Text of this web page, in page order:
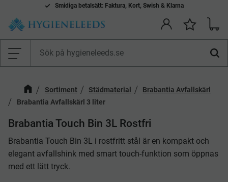
Meny
Smidiga betalsätt: Faktura, Kort, Swish & Klarna
Sortiment Städmaterial
Brabantia Avfallskärl
Brabantia Avfallskärl 3 liter
Brabantia Touch Bin 3L Rostfri
Brabantia Touch Bin 3L i rostfritt stål är en kompakt och
elegant avfallshink med smart touch-funktion som öppnas
med ett lätt tryck.